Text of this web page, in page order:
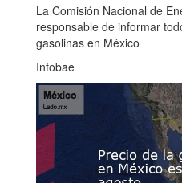
La Comisión Nacional de
responsable de informar
gasolinas en México
Infobae